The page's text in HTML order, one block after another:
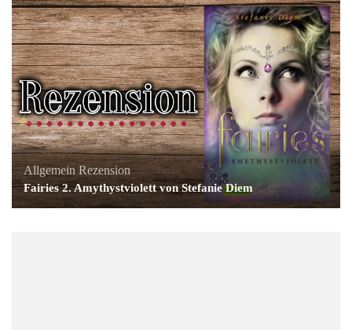
Allgemein Rezension
Fairies 2. Amythystviolett von Stefanie Diem